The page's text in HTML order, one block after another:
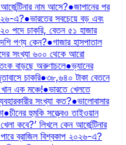
নাম আসে?●জাপানের পর
এ?●ভারতের সবচেয়ে বড় এবং
পদে চাকরি, বেতন ৫১ হাজার
পণ্য কেন?●গাজার হাসপাতাল
সংখ্যা ৬০০ থেকে আরো
বাড়ছে অরুণাচলে●ভ্যানের
চাকরি●৩৮,৬৪০ টাকা বেতনে
এক মঞ্চে!●ভারতে খেলতে
সংখ্যা কত?●ভালোবাসার
●চীনের হুমকি সত্ত্বেও তাইওয়ান
কবে?’ লিখলে কেন আর্জেন্টিনার
ব্রাজিল বিশ্বকাপ ২০২৬-এ?